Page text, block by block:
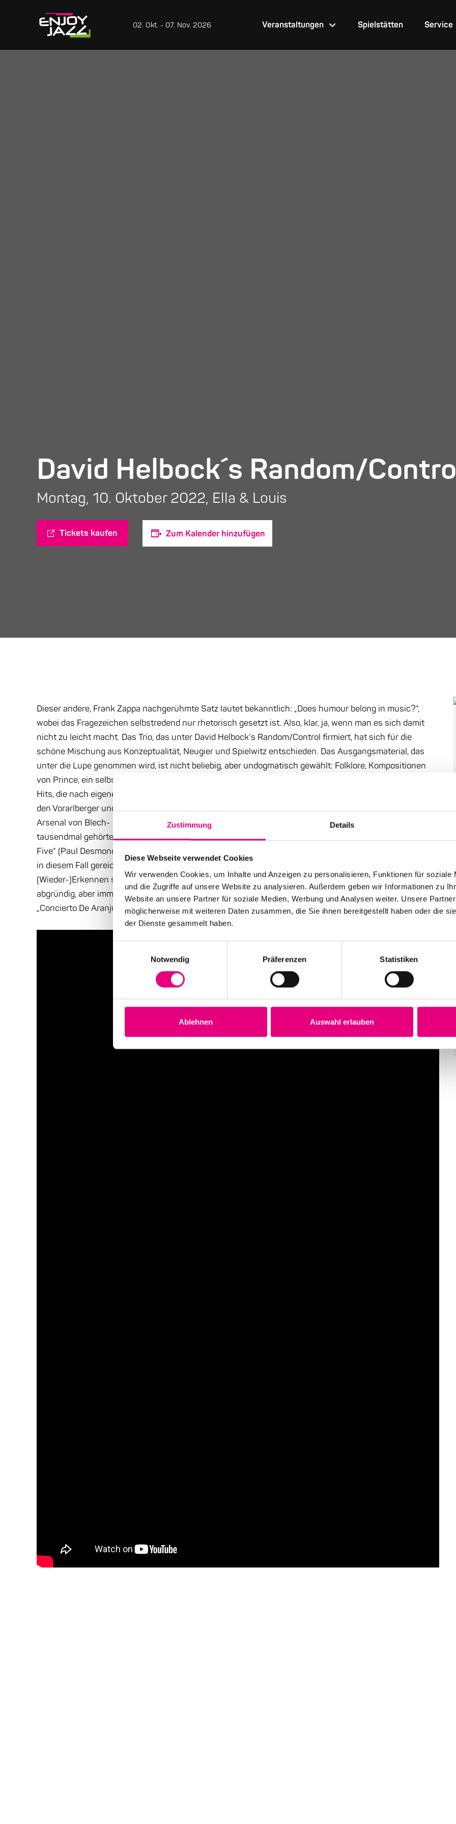
Zustimmung Details
Diese Webseite verwendet Cookies
Wir verwenden Cookies, um Inhalte und Anzeigen zu personalisieren, Funktionen für soziale
und die Zugriffe auf unsere Website zu analysieren. Außerdem geben wir Informationen zu
Website an unsere Partner für soziale Medien, Werbung und Analysen weiter. Unsere
möglicherweise mit weiteren Daten zusammen, die Sie ihnen bereitgestellt haben oder die
der Dienste gesammelt haben.
Notwendig
Präferenzen Statistiken
Ablehnen Auswahl erlauben
02. Okt. - 07. Nov. 2026 Veranstaltungen Spielstätten Service
David Helbock´s Random/
Montag, 10. Oktober 2022, Ella & Louis
Tickets kaufen Zum Kalender hinzufügen
Dieser andere, Frank Zappa nachgerühmte Satz lautet bekanntlich: „Does humour belong in music?“,
wobei das Fragezeichen selbstredend nur rhetorisch gesetzt ist. Also, klar, ja, wenn man es sich damit
nicht zu leicht macht. Das Trio, das unter David Helbock’s Random/Control firmiert, hat sich für die
schöne Mischung aus Konzeptualität, Neugier und Spielwitz entschieden. Das Ausgangsmaterial, das
unter die Lupe genommen wird, ist nicht beliebig, aber undogmatisch gewählt: Folklore, Kompositionen
von Prince, ein selbst-komponiertes „Realbook“ oder eine Girlande eigentlich längst totgespielter Piano-
Hits, die nach eigener Aussage Helbrocks musikalischen Horizont erweitert. Und spielt sich das Trio um
den Vorarlberger und Wahlberliner mit der Joe Zawinul-Gedächtniswollkappe mit Klavier und einem
Arsenal von Blech- und Holzblasinstrumenten, Perkussion und Stimme(n) durch eine Girlande
tausendmal gehörter Hits von „Spain“ (Chick Corea) über „Watermelon Man“ (Herbie Hancock) und „Take
Five“ (Paul Desmond) bis hin zu „Mercy Mercy Mercy“ (Joe Zawinul). Tausendmal gehört? Mag sein, aber
in diesem Fall gereicht es zum Vorteil. Die Hits bleiben Hits, aber die Arrangements, die Wege bis zum
(Wieder-)Erkennen sind mal überraschend, mal irritierend, mal augenzwinkernd, mal dekonstruktiv, mal
abgründig, aber immer virtuos beim Einsatz der auf der Bühne verfügbaren Möglichkeiten. Da wird das
„Concierto De Aranjuez“ komprimiert und „Take Five“ auf die Alm gebeamt. Höchster Unterhaltungswert!